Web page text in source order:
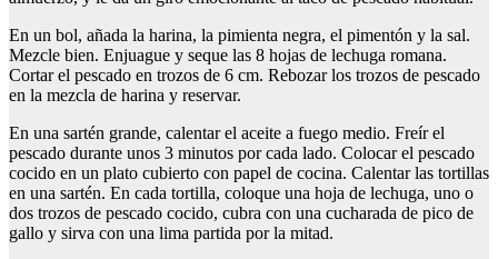
En un bol, añada la harina, la pimienta negra, el pimentón y la sal.
Mezcle bien. Enjuague y seque las 8 hojas de lechuga romana.
Cortar el pescado en trozos de 6 cm. Rebozar los trozos de pescado
en la mezcla de harina y reservar.
En una sartén grande, calentar el aceite a fuego medio. Freír el
pescado durante unos 3 minutos por cada lado. Colocar el pescado
cocido en un plato cubierto con papel de cocina. Calentar las tortillas
en una sartén. En cada tortilla, coloque una hoja de lechuga, uno o
dos trozos de pescado cocido, cubra con una cucharada de pico de
gallo y sirva con una lima partida por la mitad.